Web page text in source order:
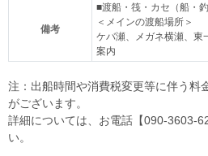
備考
■渡船・筏・カセ（船・
＜メインの渡船場所＞
ケバ瀬、メガネ横瀬、東
案内
注：出船時間や消費税変更等に伴う料
がございます。
詳細については、お電話【090-3603-
い。